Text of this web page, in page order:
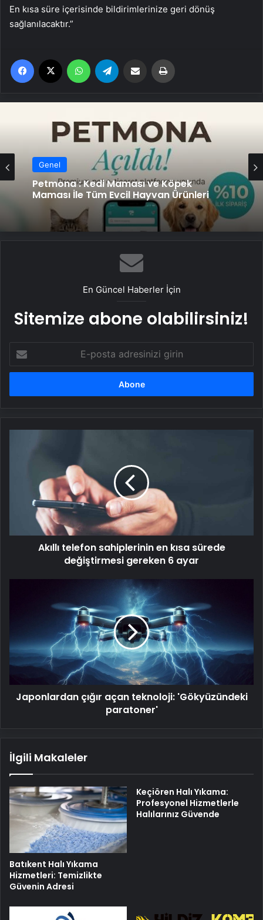
En kısa süre içerisinde bildirimlerinize geri dönüş
sağlanılacaktır.”
Facebook WhatsApp Email'den paylaş
Genel
Petmona : Kedi Maması ve Köpek
Maması İle Tüm Evcil Hayvan Ürünleri
En Güncel Haberler İçin
Sitemize abone olabilirsiniz!
posta
adresinizi
değiştirmesi
gereken
6
Akıllı telefon sahiplerinin en kısa sürede
değiştirmesi gereken 6 ayar
'Gökyüzündeki
paratoner'
Japonlardan çığır açan teknoloji: 'Gökyüzündeki
paratoner'
İlgili Makaleler
Batıkent Halı Yıkama
Hizmetleri: Temizlikte
Güvenin Adresi
Keçiören Halı Yıkama:
Profesyonel Hizmetlerle
Halılarınız Güvende